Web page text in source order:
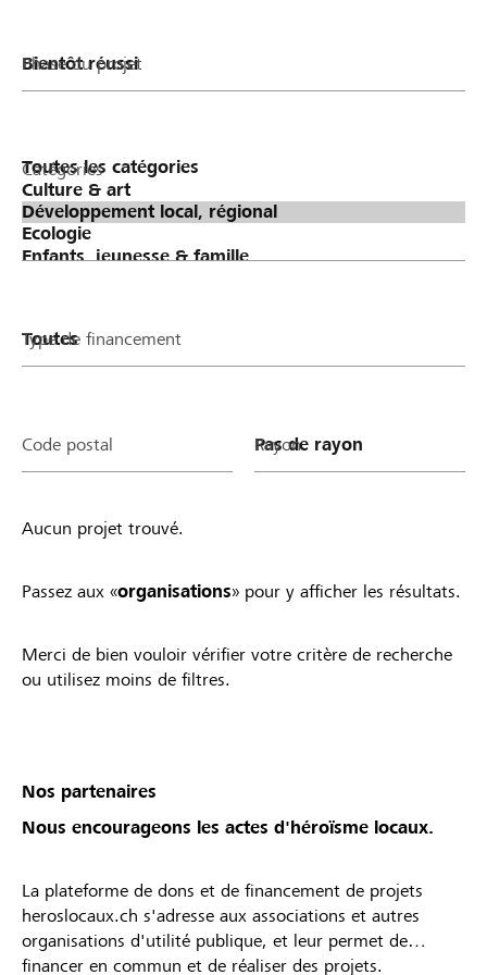
Phase du projet
Catégories
Type de financement
Code postal Rayon
Aucun projet trouvé.
Passez aux «organisations» pour y afficher les résultats.
Merci de bien vouloir vérifier votre critère de recherche
ou utilisez moins de filtres.
Nos partenaires
Nous encourageons les actes d'héroïsme locaux.
La plateforme de dons et de financement de projets
heroslocaux.ch s'adresse aux associations et autres
organisations d'utilité publique, et leur permet de
financer en commun et de réaliser des projets.